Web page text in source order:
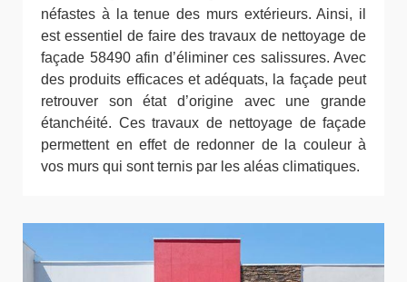
néfastes à la tenue des murs extérieurs. Ainsi, il
est essentiel de faire des travaux de nettoyage de
façade 58490 afin d’éliminer ces salissures. Avec
des produits efficaces et adéquats, la façade peut
retrouver son état d’origine avec une grande
étanchéité. Ces travaux de nettoyage de façade
permettent en effet de redonner de la couleur à
vos murs qui sont ternis par les aléas climatiques.